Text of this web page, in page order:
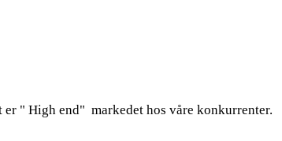
" High end" markedet hos våre konkurrenter.